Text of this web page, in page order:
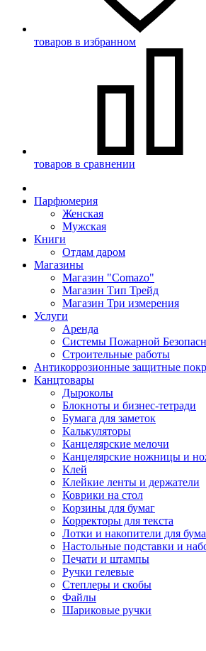
товаров в избранном
товаров в сравнении
Парфюмерия
Женская
Мужская
Книги
Отдам даром
Магазины
Магазин "Comazo"
Магазин Тип Трейд
Магазин Три измерения
Услуги
Аренда
Системы Пожарной
Строительные работы
Антикоррозионные защитные
Канцтовары
Дыроколы
Блокноты и бизнес-тетради
Бумага для заметок
Калькуляторы
Канцелярские мелочи
Канцелярские ножницы и
Клей
Клейкие ленты и держатели
Коврики на стол
Корзины для бумаг
Корректоры для текста
Лотки и накопители для
Настольные подставки и
Печати и штампы
Ручки гелевые
Степлеры и скобы
Файлы
Шариковые ручки